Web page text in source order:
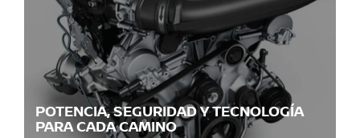
POTENCIA, SEGURIDAD Y TECNOLOGÍA
PARA CADA CAMINO